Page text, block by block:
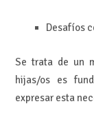
Desafíos
Se trata de un
hijas/os es
expresar esta